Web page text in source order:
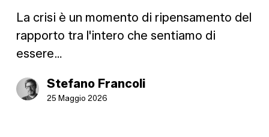
La crisi è un momento di ripensamento del
rapporto tra l'intero che sentiamo di
essere…
Stefano Francoli
25 Maggio 2026